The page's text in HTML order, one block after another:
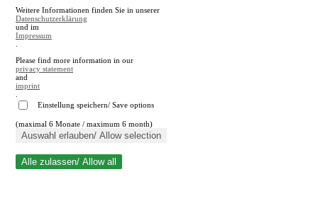
A
A
Suche schließen
Weitere Informationen finden Sie in unserer
Datenschutzerklärung
und im
Impressum
Please find more information in our
privacy statement
and
imprint
Einstellung speichern/ Save options
(maximal 6 Monate / maximum 6 month)
Auswahl erlauben/ Allow selection
Alle zulassen/ Allow all